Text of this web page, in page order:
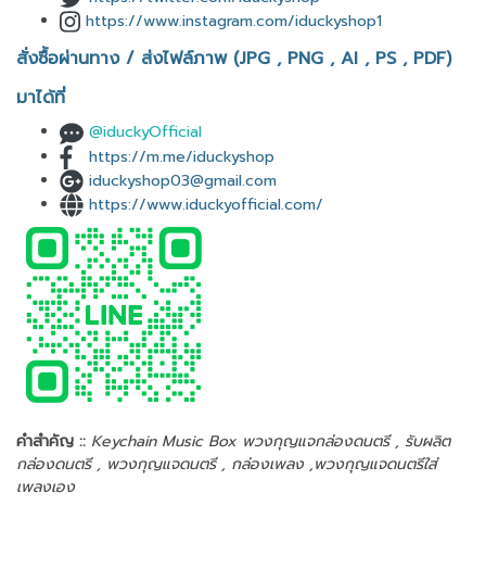
https://www.instagram.com/iduckyshop1
สั่งซื้อผ่านทาง / ส่งไฟล์ภาพ (JPG , PNG , AI , PS , PDF)
มาได้ที่
@iduckyOfficial
https://m.me/iduckyshop
iduckyshop03@gmail.com
https://www.iduckyofficial.com/
คำสำคัญ :: Keychain Music Box พวงกุญแจกล่องดนตรี , รับผลิต
กล่องดนตรี , พวงกุญแจดนตรี , กล่องเพลง ,พวงกุญแจดนตรีใส่
เพลงเอง